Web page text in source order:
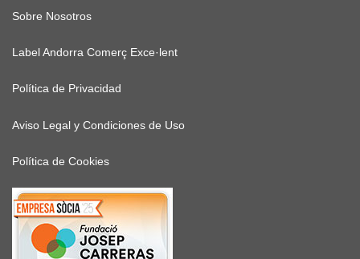
Sobre Nosotros
Label Andorra Comerç Exce·lent
Política de Privacidad
Aviso Legal y Condiciones de Uso
Política de Cookies